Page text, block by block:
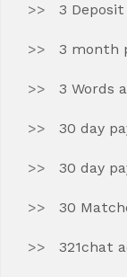
3
3 month
3 Words
30 day
30 day
30
321chat